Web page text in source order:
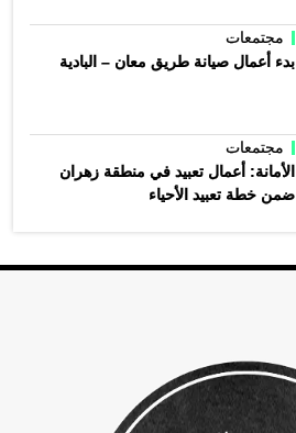
مجتمعات
بدء أعمال صيانة طريق معان – البادية
مجتمعات
الأمانة: أعمال تعبيد في منطقة زهران
ضمن خطة تعبيد الأحياء